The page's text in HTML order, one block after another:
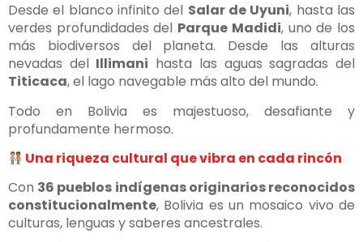
Desde el blanco infinito del Salar de Uyuni, hasta las
verdes profundidades del Parque Madidi, uno de los
más biodiversos del planeta. Desde las alturas
nevadas del Illimani hasta las aguas sagradas del
Titicaca, el lago navegable más alto del mundo.
Todo en Bolivia es majestuoso, desafiante y
profundamente hermoso.
Una riqueza cultural que vibra en cada rincón
Con 36 pueblos indígenas originarios reconocidos
constitucionalmente, Bolivia es un mosaico vivo de
culturas, lenguas y saberes ancestrales.